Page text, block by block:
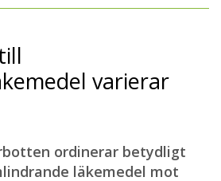
varierar
ordinerar betydligt
läkemedel mot